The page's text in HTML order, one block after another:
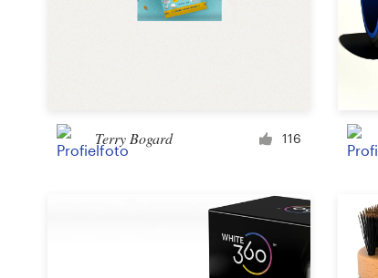
Terry Bogard 116
99designs Studio